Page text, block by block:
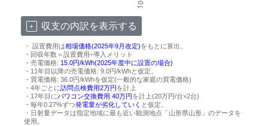
収支の内訳を表示する
・ 設置費用は相場価格(2025年9月改定)をもとに算出。
・回収年数＝設置費用÷導入メリット
・売電価格: 15.0円/kWh(2025年度中に設置の場合)
・11年目以降の売電価格: 9.0円/kWhと仮定。
・買電価格: 36.0円/kWhを仮定(一般的な家庭の買電価格)
・4年ごとに訪問点検費用2万円 を計上
・17年目にパワコン交換費用 40万円 を計上(20万円/台×2台)
・毎年0.27%ずつ発電量が劣化していく と仮定。
・日射量データは指定地域に最も近い観測地点「山形県山形」のデータを
使用。